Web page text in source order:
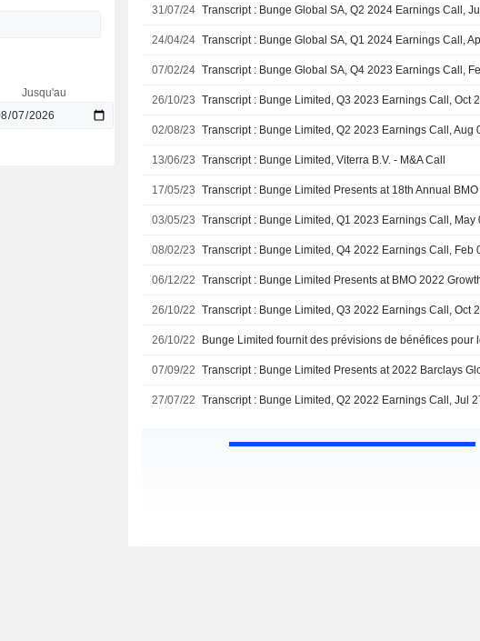
31/07/24 Transcript : Bunge Global SA, Q2 2024 Earnings Call,
24/04/24 Transcript : Bunge Global SA, Q1 2024 Earnings Call,
07/02/24 Transcript : Bunge Global SA, Q4 2023 Earnings Call,
26/10/23 Transcript : Bunge Limited, Q3 2023 Earnings Call, Oct
02/08/23 Transcript : Bunge Limited, Q2 2023 Earnings Call, Aug
13/06/23 Transcript : Bunge Limited, Viterra B.V. - M&A Call
17/05/23
03/05/23 Transcript : Bunge Limited, Q1 2023 Earnings Call, May
08/02/23 Transcript : Bunge Limited, Q4 2022 Earnings Call, Feb
06/12/22
26/10/22 Transcript : Bunge Limited, Q3 2022 Earnings Call, Oct
26/10/22
07/09/22
27/07/22 Transcript : Bunge Limited, Q2 2022 Earnings Call, Jul
Jusqu'au